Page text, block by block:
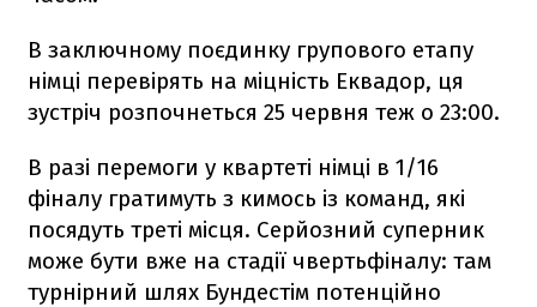
В заключному поєдинку групового етапу
німці перевірять на міцність Еквадор, ця
зустріч розпочнеться 25 червня теж о 23:00.
В разі перемоги у квартеті німці в 1/16
фіналу гратимуть з кимось із команд, які
посядуть треті місця. Серйозний суперник
може бути вже на стадії чвертьфіналу: там
турнірний шлях Бундестім потенційно